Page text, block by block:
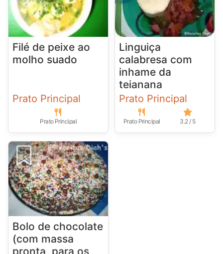
Filé de peixe ao
molho suado
Prato Principal
Prato Principal
Linguiça
calabresa com
inhame da
teianana
Prato Principal
Prato Principal 3.2 / 5
Bolo de chocolate
(com massa
pronta, para os